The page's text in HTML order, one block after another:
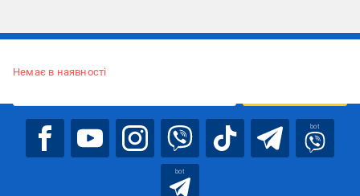
Немає в наявності
bot
bot